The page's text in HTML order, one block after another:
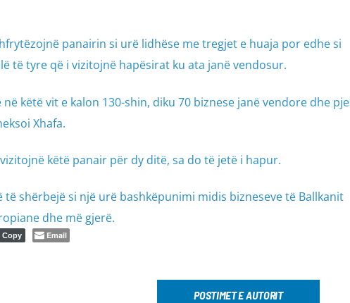
panairin si urë lidhëse me tregjet e huaja por edhe si
të tyre që i vizitojnë hapësirat ku ata janë vendosur.
këtë vit e kalon 130-shin, diku 70 biznese janë vendore dhe
Xhafa.
këtë panair për dy ditë, sa do të jetë i hapur.
të shërbejë si një urë bashkëpunimi midis bizneseve të Ballkanit
dhe më gjerë.
Copy Email
POSTIMET E AUTORIT